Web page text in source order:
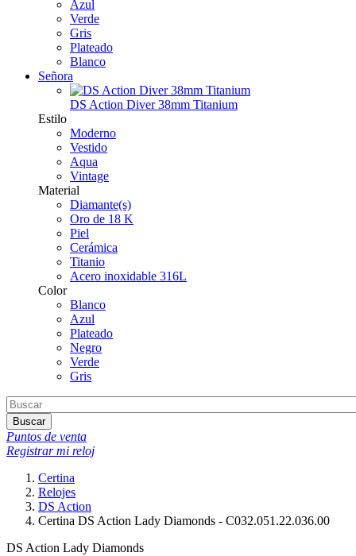
Azul
Verde
Gris
Plateado
Blanco
Señora
DS Action Diver 38mm Titanium
Estilo
Moderno
Vestido
Aqua
Vintage
Material
Diamante(s)
Oro de 18 K
Piel
Cerámica
Titanio
Acero inoxidable 316L
Color
Blanco
Azul
Plateado
Negro
Verde
Gris
Buscar
Puntos de venta
Registrar mi reloj
Certina
Relojes
DS Action
Certina DS Action Lady Diamonds - C032.051.22.036.00
DS Action Lady Diamonds